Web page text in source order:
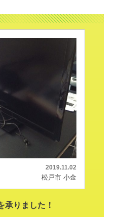
2019.11.02
松戸市 小金
承りました！